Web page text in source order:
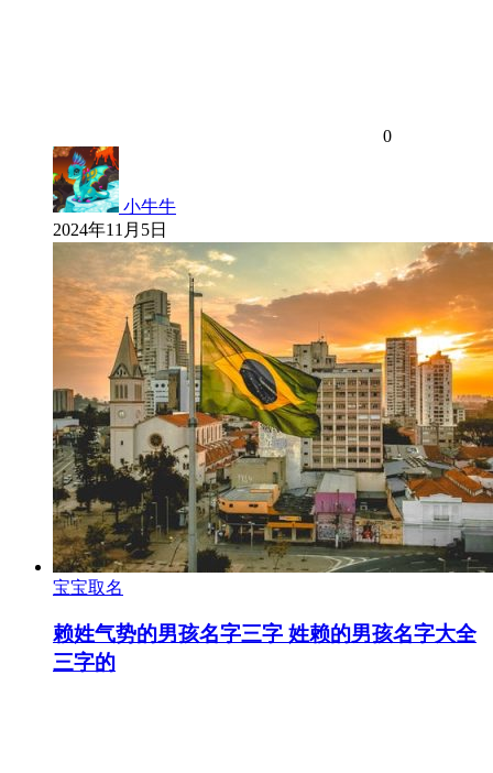
0
小牛牛
2024年11月5日
宝宝取名
赖姓气势的男孩名字三字 姓赖的男孩名字大全
三字的